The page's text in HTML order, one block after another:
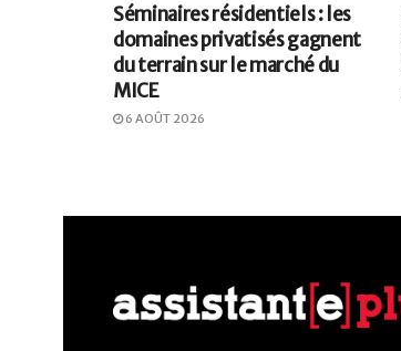
Séminaires résidentiels : les
domaines privatisés gagnent
du terrain sur le marché du
MICE
6 AOÛT 2026